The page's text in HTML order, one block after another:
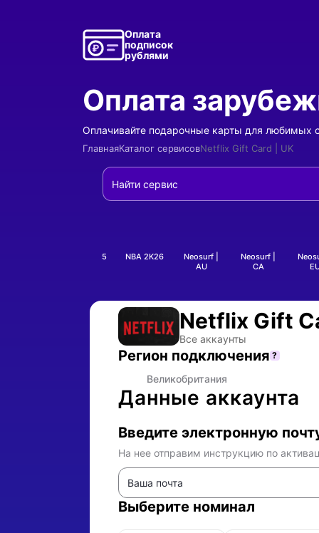
Оплата
подписок
рублями
Оплата
Оплачивайте подарочные карты для любимых
ГлавнаяКаталог сервисовNetflix Gift Card | UK
- Оплата подарочной карты
- Оплата
NBA 2K25 NBA 2K26
Neosurf |
AU
Neosurf |
CA
Netflix Gift
Все аккаунты
Регион подключения ?
Великобритания
Данные аккаунта
Введите электронную
На нее отправим инструкцию по
Выберите номинал